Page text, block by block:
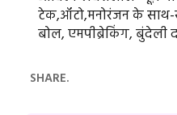
टेक,ऑटो,मनोरंजन के साथ-
बोल, एमपीब्रेकिंग,
SHARE.